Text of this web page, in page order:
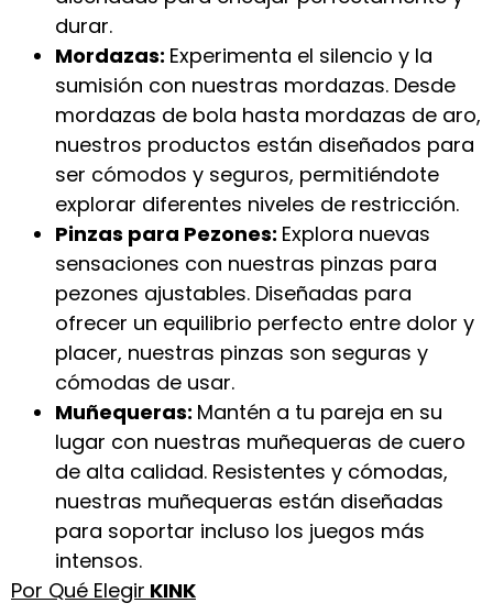
durar.
Mordazas: Experimenta el silencio y la
sumisión con nuestras mordazas. Desde
mordazas de bola hasta mordazas de aro,
nuestros productos están diseñados para
ser cómodos y seguros, permitiéndote
explorar diferentes niveles de restricción.
Pinzas para Pezones: Explora nuevas
sensaciones con nuestras pinzas para
pezones ajustables. Diseñadas para
ofrecer un equilibrio perfecto entre dolor y
placer, nuestras pinzas son seguras y
cómodas de usar.
Muñequeras: Mantén a tu pareja en su
lugar con nuestras muñequeras de cuero
de alta calidad. Resistentes y cómodas,
nuestras muñequeras están diseñadas
para soportar incluso los juegos más
intensos.
Por Qué Elegir KINK